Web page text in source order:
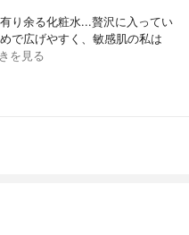
り余る化粧水...贅沢に入ってい
で広げやすく、敏感肌の私は
を見る